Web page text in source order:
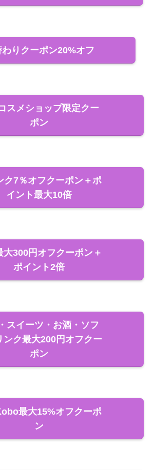
りクーポン20%オフ
スメショップ限定クー
ポン
ク7％オフクーポン＋ポ
イント最大10倍
大300円オフクーポン＋
ポイント2倍
スイーツ・お酒・ソフ
ンク最大200円オフクー
ポン
最大15%オフクーポ
ン